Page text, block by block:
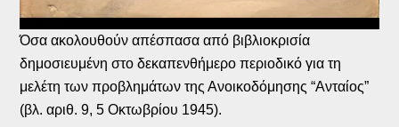
Όσα ακολουθούν απέσπασα από βιβλιοκρισία
δημοσιευμένη στο δεκαπενθήμερο περιοδικό για τη
μελέτη των προβλημάτων της Ανοικοδόμησης “Ανταίος”
(βλ. αριθ. 9, 5 Οκτωβρίου 1945).